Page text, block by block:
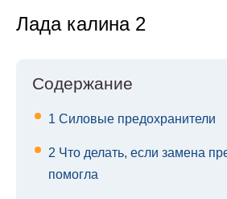
Лада калина 2
Содержание
1 Силовые предохранители
2 Что делать, если замена
помогла